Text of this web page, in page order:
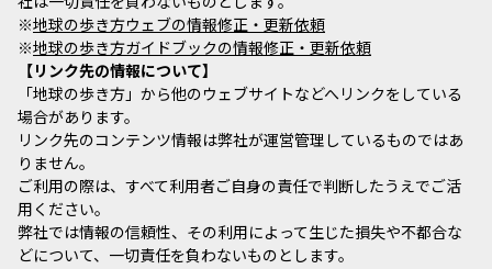
※地球の歩き方ウェブの情報修正・更新依頼
※地球の歩き方ガイドブックの情報修正・更新依頼
リンク先の情報について
「地球の歩き方」から他のウェブサイトなどへリンクをしている
場合があります。
リンク先のコンテンツ情報は弊社が運営管理しているものではあ
りません。
ご利用の際は、すべて利用者ご自身の責任で判断したうえでご活
用ください。
弊社では情報の信頼性、その利用によって生じた損失や不都合な
どについて、一切責任を負わないものとします。